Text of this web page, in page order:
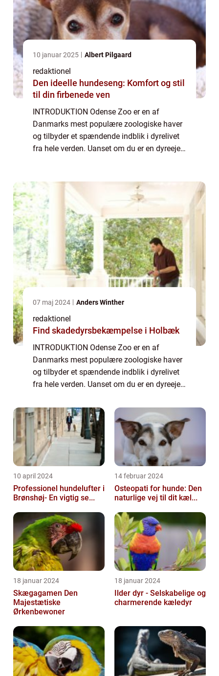
10 januar 2025 Albert Pilgaard
redaktionel
Den ideelle hundeseng: Komfort og stil
til din firbenede ven
INTRODUKTION Odense Zoo er en af
Danmarks mest populære zoologiske haver
og tilbyder et spændende indblik i dyrelivet
fra hele verden. Uanset om du er en dyreejer,
07 maj 2024 Anders Winther
redaktionel
Find skadedyrsbekæmpelse i Holbæk
INTRODUKTION Odense Zoo er en af
Danmarks mest populære zoologiske haver
og tilbyder et spændende indblik i dyrelivet
fra hele verden. Uanset om du er en dyreejer,
dyreliv, kan du forvente at blive ove...
10 april 2024
Professionel hundelufter i
Brønshøj- En vigtig se...
14 februar 2024
Osteopati for hunde: Den
naturlige vej til dit kæl...
18 januar 2024
Skægagamen Den
Majestætiske
Ørkenbewoner
18 januar 2024
Ilder dyr - Selskabelige og
charmerende kæledyr